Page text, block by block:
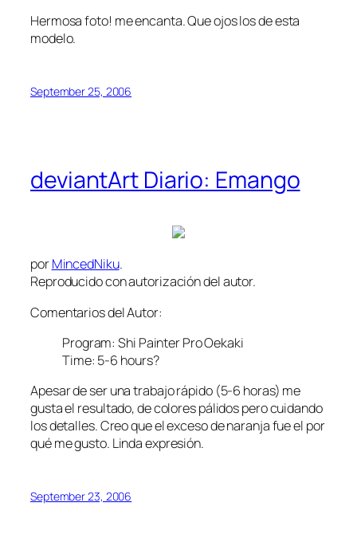
Hermosa foto! me encanta. Que ojos los de esta
modelo.
September 25, 2006
deviantArt Diario: Emango
porMincedNiku.
Reproducido con autorización del autor.
Comentarios del Autor:
Program: Shi Painter Pro Oekaki
Time: 5-6 hours?
Apesar de ser una trabajo rápido (5-6 horas) me
gusta el resultado, de colores pálidos pero cuidando
los detalles. Creo que el exceso de naranja fue el por
qué me gusto. Linda expresión.
September 23, 2006